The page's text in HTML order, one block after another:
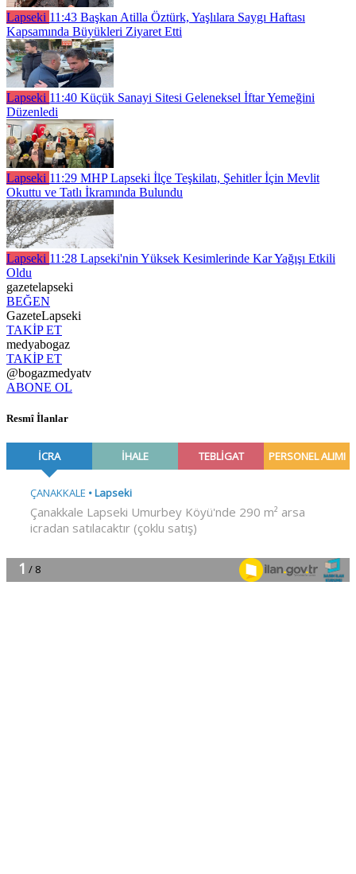
Lapseki 11:43 Başkan Atilla Öztürk, Yaşlılara Saygı Haftası
Kapsamında Büyükleri Ziyaret Etti
Lapseki 11:40 Küçük Sanayi Sitesi Geleneksel İftar Yemeğini
Düzenledi
Lapseki 11:29 MHP Lapseki İlçe Teşkilatı, Şehitler İçin Mevlit
Okuttu ve Tatlı İkramında Bulundu
Lapseki 11:28 Lapseki'nin Yüksek Kesimlerinde Kar Yağışı Etkili
Oldu
gazetelapseki
BEĞEN
GazeteLapseki
TAKİP ET
medyabogaz
TAKİP ET
@bogazmedyatv
ABONE OL
Resmî İlanlar